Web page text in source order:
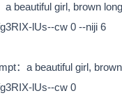
a beautiful girl, brown
lUs--cw 0 --niji 6
：a beautiful girl,
lUs--cw 0